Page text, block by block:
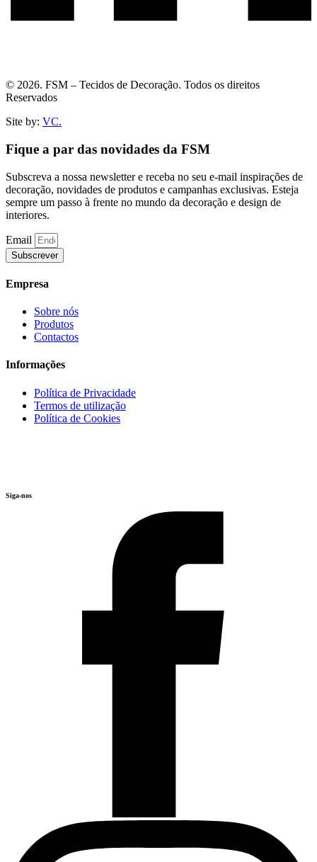
© 2026. FSM – Tecidos de Decoração. Todos os direitos
Reservados
Site by: VC.
Fique a par das novidades da FSM
Subscreva a nossa newsletter e receba no seu e-mail inspirações de
decoração, novidades de produtos e campanhas exclusivas. Esteja
sempre um passo à frente no mundo da decoração e design de
interiores.
Email
Subscrever
Empresa
Sobre nós
Produtos
Contactos
Informações
Política de Privacidade
Termos de utilização
Política de Cookies
Siga-nos